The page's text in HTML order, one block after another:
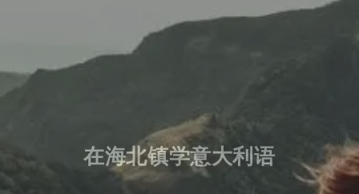
在海北镇学意大利语